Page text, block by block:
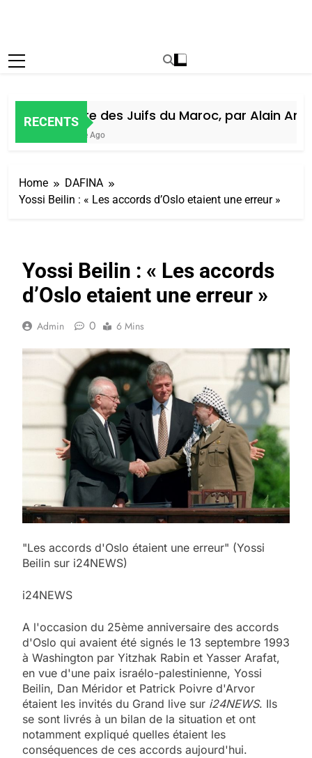
RECENTS
Histoire des Juifs du Maroc, par Alain Amiel
1 Semaine Ago
Home
DAFINA
Yossi Beilin : « Les accords d’Oslo etaient une erreur »
Yossi Beilin : « Les accords
d’Oslo etaient une erreur »
Admin 0 6 Mins
"Les accords d'Oslo étaient une erreur" (Yossi
Beilin sur i24NEWS)
i24NEWS
A l'occasion du 25ème anniversaire des accords
d'Oslo qui avaient été signés le 13 septembre 1993
à Washington par Yitzhak Rabin et Yasser Arafat,
en vue d'une paix israélo-palestinienne, Yossi
Beilin, Dan Méridor et Patrick Poivre d'Arvor
étaient les invités du Grand live sur i24NEWS. Ils
se sont livrés à un bilan de la situation et ont
notamment expliqué quelles étaient les
conséquences de ces accords aujourd'hui.